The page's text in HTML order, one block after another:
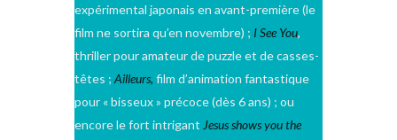
expérimental japonais en avant-première (le
film ne sortira qu’en novembre) ; I See You,
thriller pour amateur de puzzle et de casses-
têtes ; Ailleurs, film d’animation fantastique
pour « bisseux » précoce (dès 6 ans) ; ou
encore le fort intrigant Jesus shows you the